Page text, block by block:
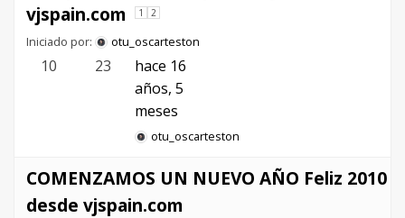
vjspain.com
1 2
Iniciado por: otu_oscarteston
10 23
hace 16
años, 5
meses
otu_oscarteston
COMENZAMOS UN NUEVO AÑO Feliz 2010
desde vjspain.com